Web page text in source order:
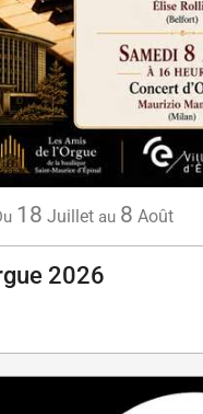
18 Juillet au 8 Août
2026